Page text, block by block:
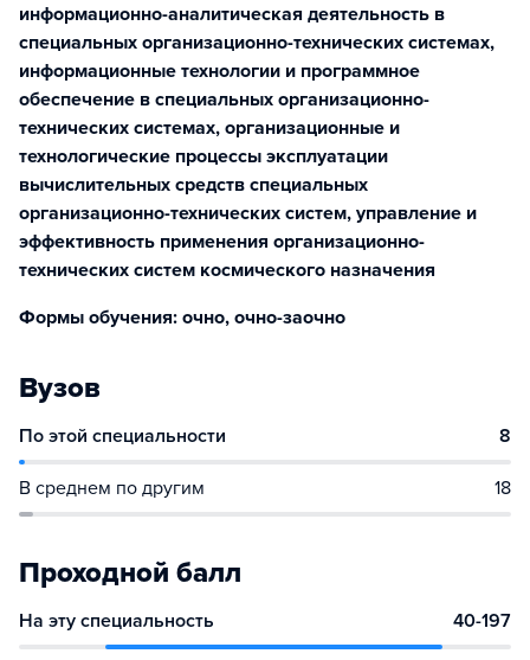
информационно-аналитическая деятельность в
специальных организационно-технических системах,
информационные технологии и программное
обеспечение в специальных организационно-
технических системах, организационные и
технологические процессы эксплуатации
вычислительных средств специальных
организационно-технических систем, управление и
эффективность применения организационно-
технических систем космического назначения
Формы обучения: очно, очно-заочно
Вузов
По этой специальности 8
В среднем по другим 18
Проходной балл
На эту специальность 40-197